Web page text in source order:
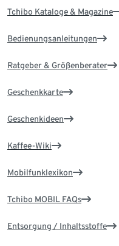
Tchibo Kataloge & Magazine
Bedienungsanleitungen
Ratgeber & Größenberater
Geschenkkarte
Geschenkideen
Kaffee-Wiki
Mobilfunklexikon
Tchibo MOBIL FAQs
Entsorgung / Inhaltsstoffe